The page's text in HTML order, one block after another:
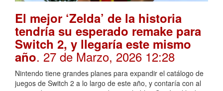
El mejor ‘Zelda’ de la historia
tendría su esperado remake para
Switch 2, y llegaría este mismo
año. 27 de Marzo, 2026 12:28
Nintendo tiene grandes planes para expandir el catálogo de
juegos de Switch 2 a lo largo de este año, y contaría con al